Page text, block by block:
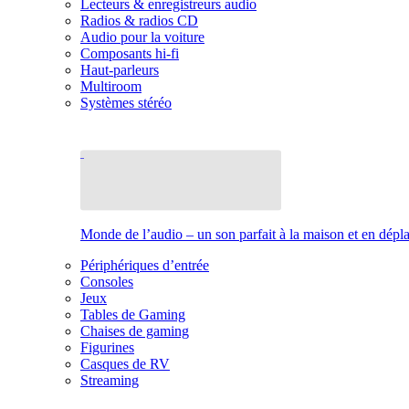
Lecteurs & enregistreurs audio
Radios & radios CD
Audio pour la voiture
Composants hi-fi
Haut-parleurs
Multiroom
Systèmes stéréo
Monde de l’audio – un son parfait à la maison et en
Périphériques d’entrée
Consoles
Jeux
Tables de Gaming
Chaises de gaming
Figurines
Casques de RV
Streaming